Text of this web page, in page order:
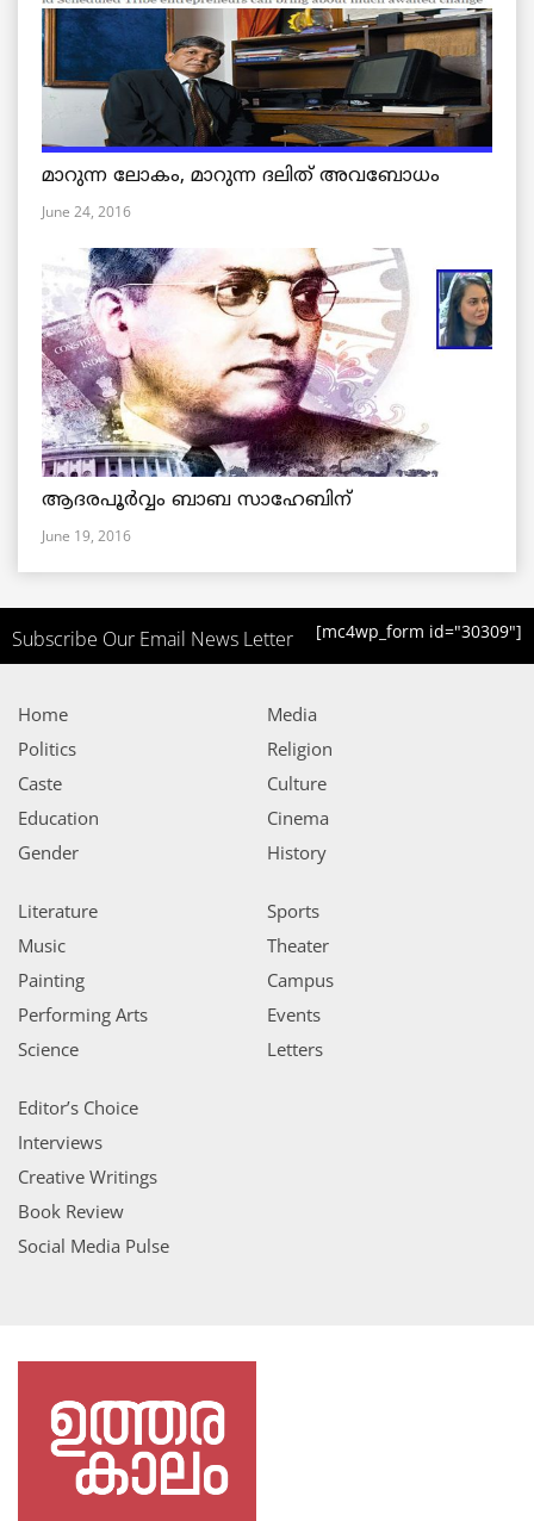
മാറുന്ന ലോകം, മാറുന്ന ദലിത് അവബോധം
June 24, 2016
ആദരപൂര്‍വ്വം ബാബ സാഹേബിന്
June 19, 2016
Subscribe Our Email News Letter [mc4wp_form id="30309"]
Home
Politics
Caste
Education
Gender
Media
Religion
Culture
Cinema
History
Literature
Music
Painting
Performing Arts
Science
Sports
Theater
Campus
Events
Letters
Editor’s Choice
Interviews
Creative Writings
Book Review
Social Media Pulse